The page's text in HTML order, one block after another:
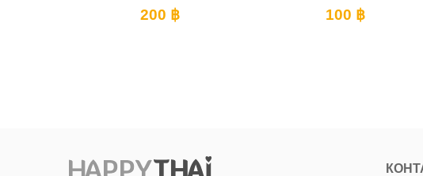
100 ฿
и усталости ног,...